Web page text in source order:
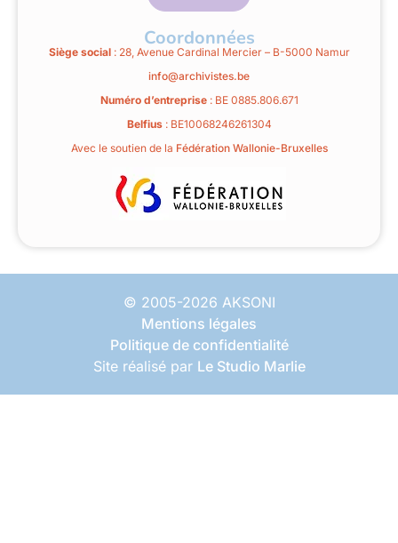
Coordonnées
Siège social: 28, Avenue Cardinal Mercier – B-5000 Namur
info@archivistes.be
Numéro d’entreprise: BE 0885.806.671
Belfius: BE10068246261304
Avec le soutien de la Fédération Wallonie-Bruxelles
© 2005-2026 AKSONI
Mentions légales
Politique de confidentialité
Site réalisé par Le Studio Marlie